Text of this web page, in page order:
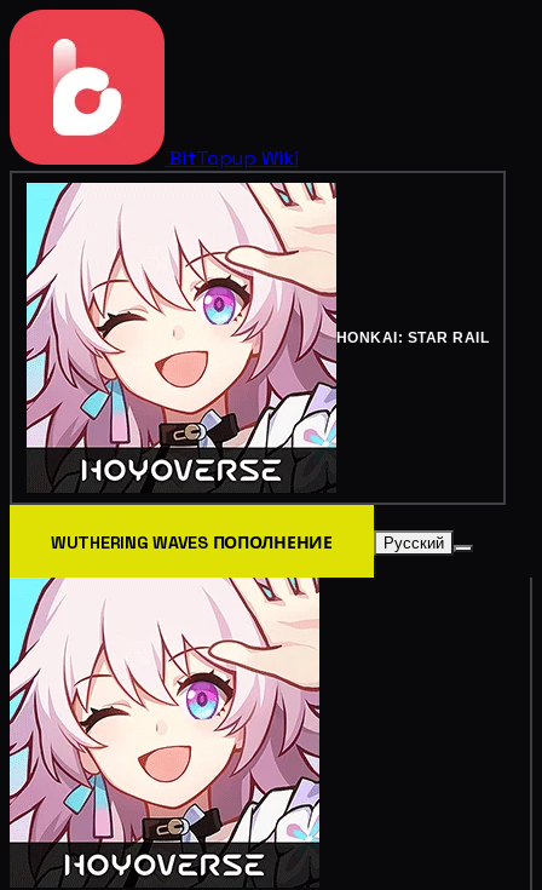
BitTopup Wiki
HONKAI: STAR RAIL
WUTHERING WAVES ПОПОЛНЕНИЕ Русский